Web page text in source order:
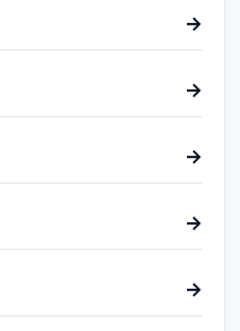
→
→
→
→
→